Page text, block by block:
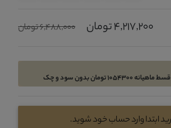
4,217,200 تومان 6,488,000 تومان
ابتدا وارد حساب خود شوید.